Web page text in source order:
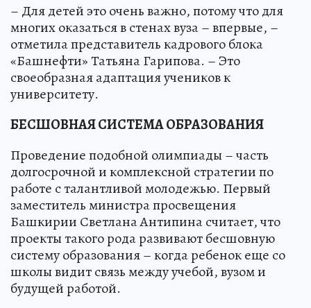
– Для детей это очень важно, потому что для
многих оказаться в стенах вуза – впервые, –
отметила представитель кадрового блока
«Башнефти» Татьяна Гарипова. – Это
своеобразная адаптация учеников к
университету.
БЕСШОВНАЯ СИСТЕМА ОБРАЗОВАНИЯ
Проведение подобной олимпиады – часть
долгосрочной и комплексной стратегии по
работе с талантливой молодежью. Первый
заместитель министра просвещения
Башкирии Светлана Антипина считает, что
проекты такого рода развивают бесшовную
систему образования – когда ребенок еще со
школы видит связь между учебой, вузом и
будущей работой.